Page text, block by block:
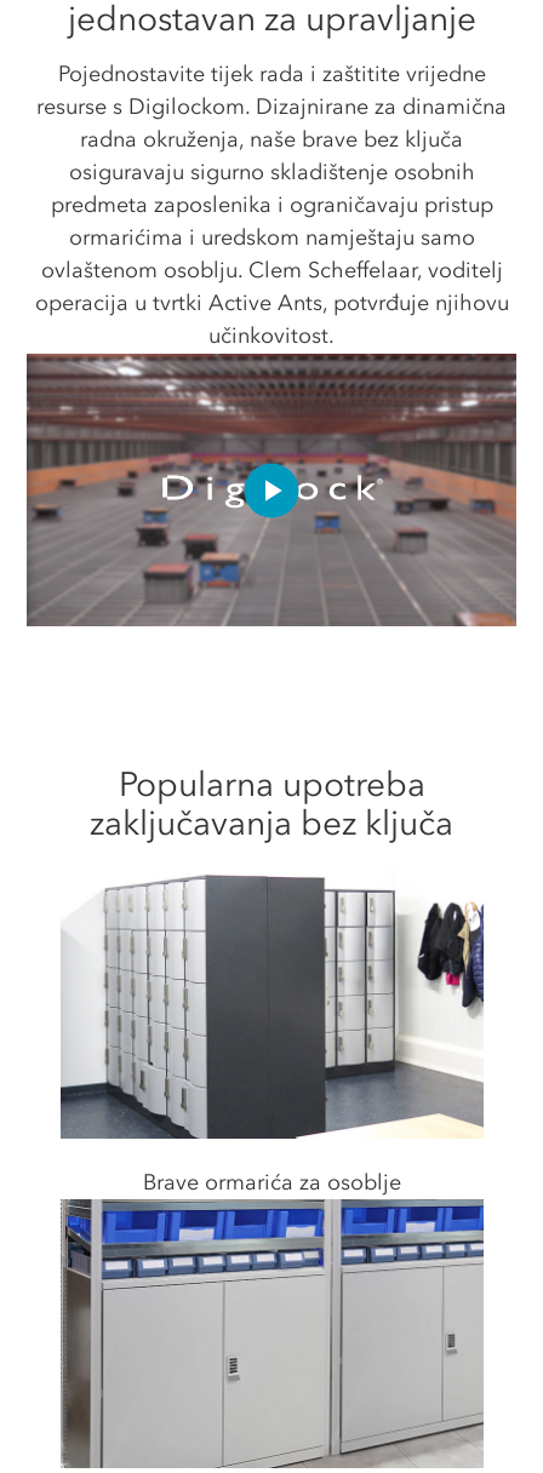
jednostavan za upravljanje
Pojednostavite tijek rada i zaštitite vrijedne
resurse s Digilockom. Dizajnirane za dinamična
radna okruženja, naše brave bez ključa
osiguravaju sigurno skladištenje osobnih
predmeta zaposlenika i ograničavaju pristup
ormarićima i uredskom namještaju samo
ovlaštenom osoblju. Clem Scheffelaar, voditelj
operacija u tvrtki Active Ants, potvrđuje njihovu
učinkovitost.
Play
Popularna upotreba
zaključavanja bez ključa
Brave ormarića za osoblje